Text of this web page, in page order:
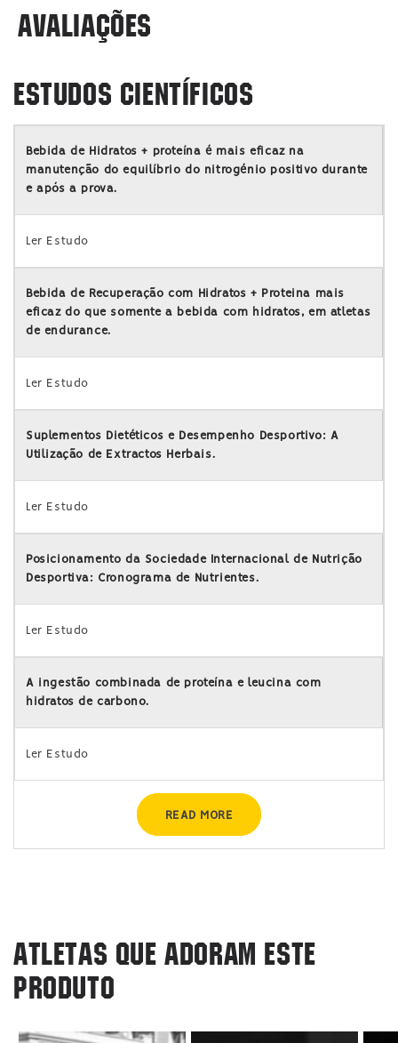
AVALIAÇÕES
ESTUDOS CIENTÍFICOS
Bebida de Hidratos + proteína é mais eficaz na
manutenção do equilíbrio do nitrogénio positivo durante
e após a prova.
Ler Estudo
Bebida de Recuperação com Hidratos + Proteina mais
eficaz do que somente a bebida com hidratos, em atletas
de endurance.
Ler Estudo
Suplementos Dietéticos e Desempenho Desportivo: A
Utilização de Extractos Herbais.
Ler Estudo
Posicionamento da Sociedade Internacional de Nutrição
Desportiva: Cronograma de Nutrientes.
Ler Estudo
A ingestão combinada de proteína e leucina com
hidratos de carbono.
Ler Estudo
READ MORE
ATLETAS QUE ADORAM ESTE
PRODUTO